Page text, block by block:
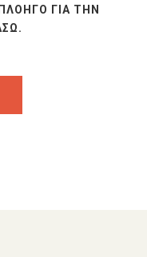
ΓΙΑ ΤΗΝ